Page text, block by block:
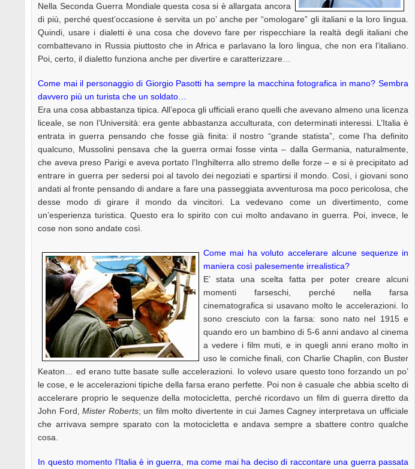
Nella Seconda Guerra Mondiale questa cosa si è allargata ancora
di più, perché quest’occasione è servita un po’ anche per “omologare” gli italiani e la loro lingua.
Quindi, usare i dialetti è una cosa che dovevo fare per rispecchiare la realtà degli italiani che
combattevano in Russia piuttosto che in Africa e parlavano la loro lingua, che non era l’italiano.
Poi, certo, il dialetto funziona anche per divertire e caratterizzare…
Come mai il personaggio di Giorgio Pasotti ha sempre la macchina fotografica in mano? Sembra
davvero più un turista che un soldato…
Era una cosa abbastanza tipica. All’epoca gli ufficiali erano quelli che avevano almeno una licenza
liceale, se non l’Università: era gente abbastanza acculturata, con determinati interessi. L’Italia è
entrata in guerra pensando che fosse già finita: il nostro “grande statista”, come l’ha definito
qualcuno, Mussolini pensava che la guerra ormai fosse vinta – dalla Germania, naturalmente,
che aveva preso Parigi e aveva portato l’Inghilterra allo stremo delle forze – e si è precipitato ad
entrare in guerra per sedersi poi al tavolo dei negoziati e spartirsi il mondo. Così, i giovani sono
andati al fronte pensando di andare a fare una passeggiata avventurosa ma poco pericolosa, che
desse modo di girare il mondo da vincitori. La vedevano come un divertimento, come
un’esperienza turistica. Questo era lo spirito con cui molto andavano in guerra. Poi, invece, le
cose non sono andate così.
Come mai ha voluto accelerare alcune sequenze in
maniera così palesemente irrealistica?
E’ stata una scelta fatta per poter creare alcuni
momenti farseschi, perché nella farsa
cinematografica si usavano molto le accelerazioni. Io
sono cresciuto con la farsa: sono nato nel 1915 e
quando ero un bambino di 5-6 anni andavo al cinema
a vedere i film muti, e in quegli anni erano molto in
uso le comiche finali, con Charlie Chaplin, con Buster
Keaton… ed erano tutte basate sulle accelerazioni. Io volevo usare questo tono forzando un po’
le cose, e le accelerazioni tipiche della farsa erano perfette. Poi non è casuale che abbia scelto di
accelerare proprio le sequenze della motocicletta, perché ricordavo un film di guerra diretto da
John Ford,Mister Roberts; un film molto divertente in cui James Cagney interpretava un ufficiale
che arrivava sempre sparato con la motocicletta e andava sempre a sbattere contro qualche
cosa.
In questo momento l’Italia è in guerra, ma come mai ha deciso di raccontare una guerra passata